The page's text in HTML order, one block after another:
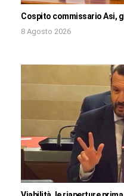
Cospito commissario Asi,
8 Agosto 2026